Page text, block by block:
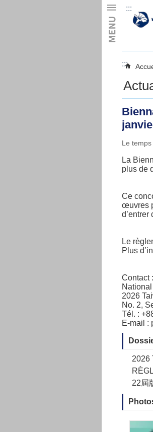
:::
:::
Le
La
plus de
Ce
œuvres
Le
Plus
Contact :
2026
No. 2,
Tél. :
E-mail :
2026
22屆